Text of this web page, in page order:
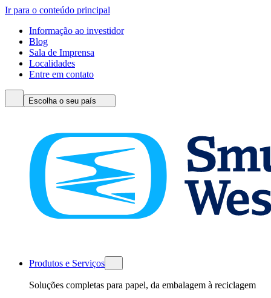
Ir para o conteúdo principal
Informação ao investidor
Blog
Sala de Imprensa
Localidades
Entre em contato
Escolha o seu país
Produtos e Serviços
Soluções completas para papel, da embalagem à reciclagem